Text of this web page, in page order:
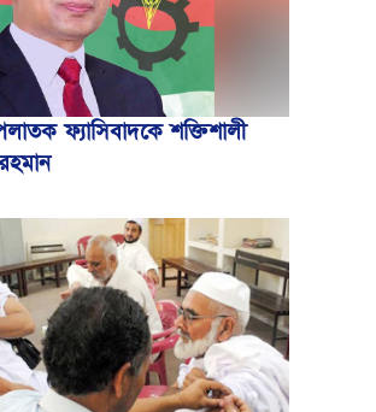
ফ্যাসিবাদকে শক্তিশালী